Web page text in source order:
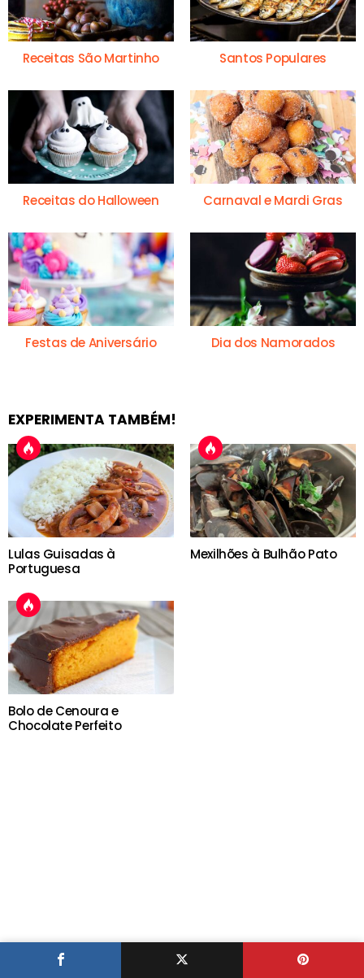
Receitas São Martinho Santos Populares
Receitas do Halloween Carnaval e Mardi Gras
Festas de Aniversário Dia dos Namorados
EXPERIMENTA TAMBÉM!
Lulas Guisadas à
Portuguesa
Mexilhões à Bulhão Pato
Bolo de Cenoura e
Chocolate Perfeito